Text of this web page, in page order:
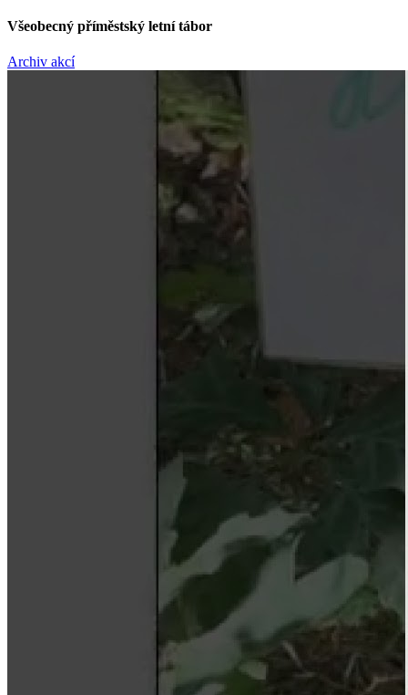
Všeobecný příměstský letní tábor
Archiv akcí